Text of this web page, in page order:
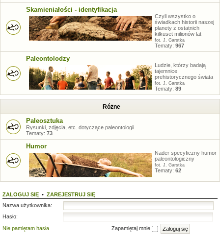
Skamieniałości - identyfikacja
Czyli wszystko o
świadkach historii naszej
planety z ostatnich
kilkuset milionów lat
fot. J. Garstka
Tematy: 967
Paleontolodzy
Ludzie, którzy badają
tajemnice
prehistorycznego świata
fot. J. Garstka
Tematy: 89
Różne
Paleosztuka
Rysunki, zdjęcia, etc. dotyczące paleontologii
Tematy: 73
Humor
Nader specyficzny humor
paleontologiczny
fot. J. Garstka
Tematy: 62
ZALOGUJ SIĘ • ZAREJESTRUJ SIĘ
Nazwa użytkownika:
Hasło:
Nie pamiętam hasła
Zapamiętaj mnie